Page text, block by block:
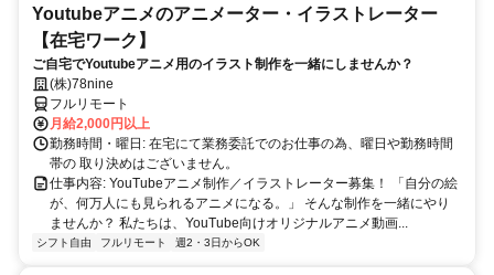
Youtubeアニメのアニメーター・イラストレーター
【在宅ワーク】
ご自宅でYoutubeアニメ用のイラスト制作を一緒にしませんか？
(株)78nine
フルリモート
月給2,000円以上
勤務時間・曜日: 在宅にて業務委託でのお仕事の為、曜日や勤務時間
帯の 取り決めはございません。
仕事内容: YouTubeアニメ制作／イラストレーター募集！ 「自分の絵
が、何万人にも見られるアニメになる。」 そんな制作を一緒にやり
ませんか？ 私たちは、YouTube向けオリジナルアニメ動画...
シフト自由 フルリモート 週2・3日からOK